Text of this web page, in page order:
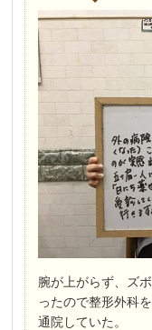
腕が上がらず、ズ
ったので整形外科
通院していた。